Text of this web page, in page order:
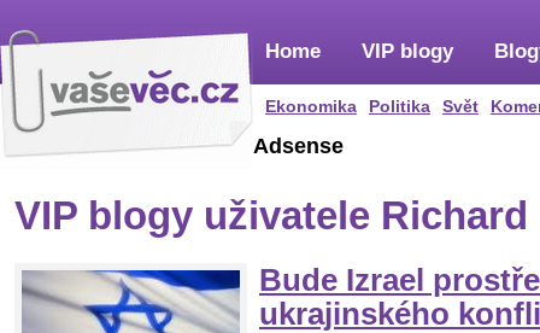
Home
Ekonomika Politika Svět
VIP blogy
Adsense
VIP blogy uživatele Richard
Bude Izrael
ukrajinského